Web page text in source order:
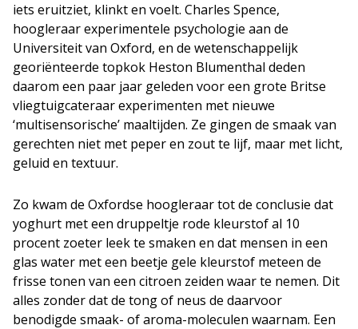
iets eruitziet, klinkt en voelt. Charles Spence,
hoogleraar experimentele psychologie aan de
Universiteit van Oxford, en de wetenschappelijk
georiënteerde topkok Heston Blumenthal deden
daarom een paar jaar geleden voor een grote Britse
vliegtuigcateraar experimenten met nieuwe
‘multisensorische’ maaltijden. Ze gingen de smaak van
gerechten niet met peper en zout te lijf, maar met licht,
geluid en textuur.
Zo kwam de Oxfordse hoogleraar tot de conclusie dat
yoghurt met een druppeltje rode kleurstof al 10
procent zoeter leek te smaken en dat mensen in een
glas water met een beetje gele kleurstof meteen de
frisse tonen van een citroen zeiden waar te nemen. Dit
alles zonder dat de tong of neus de daarvoor
benodigde smaak- of aroma-moleculen waarnam. Een